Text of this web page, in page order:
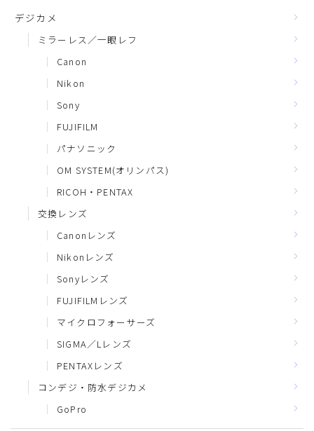
デジカメ
ミラーレス／一眼レフ
Canon
Nikon
Sony
FUJIFILM
パナソニック
OM SYSTEM(オリンパス)
RICOH・PENTAX
交換レンズ
Canonレンズ
Nikonレンズ
Sonyレンズ
FUJIFILMレンズ
マイクロフォーサーズ
SIGMA／Lレンズ
PENTAXレンズ
コンデジ・防水デジカメ
GoPro